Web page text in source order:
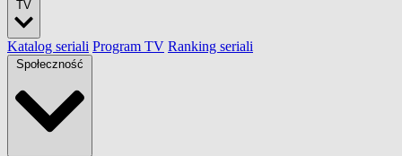
TV
Katalog seriali Program TV Ranking seriali
Społeczność